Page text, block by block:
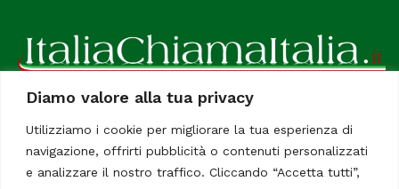
Diamo valore alla tua privacy
Utilizziamo i cookie per migliorare la tua esperienza di
navigazione, offrirti pubblicità o contenuti personalizzati
e analizzare il nostro traffico. Cliccando “Accetta tutti”,
ItaliaChiamaItalia, il TUO quotidiano online preferito.
Dedicato in particolare a tutti gli italiani residenti all'estero.
Tutti i diritti sono riservati. Quotidiano online indipendente